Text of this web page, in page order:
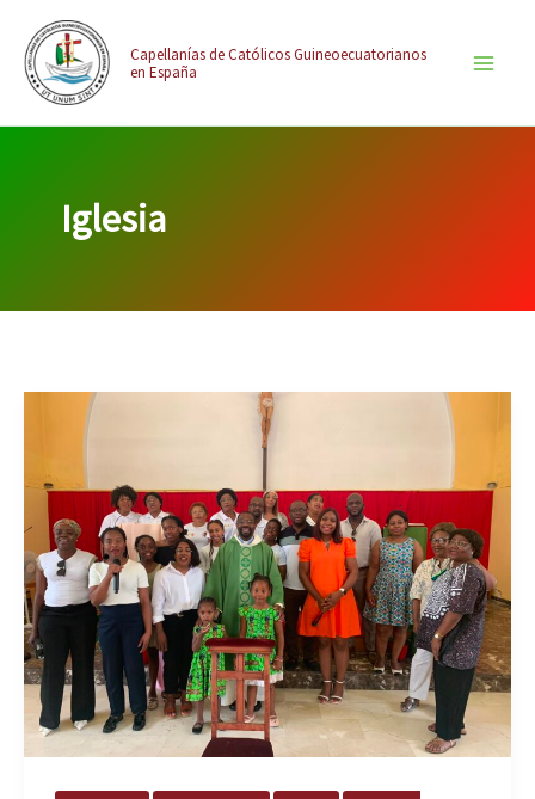
contenido
contenido
Capellanías de Católicos Guineoecuatorianos
en España
Iglesia